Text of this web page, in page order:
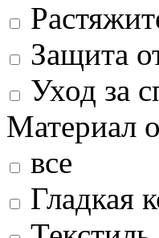
Защита
Уход за
Материал
все
Гладкая